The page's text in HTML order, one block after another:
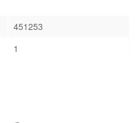
451253
1